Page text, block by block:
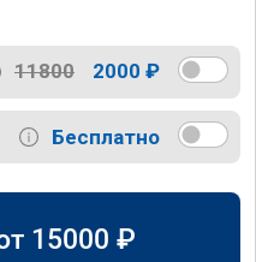
11800 2000 ₽
Бесплатно
15000 ₽